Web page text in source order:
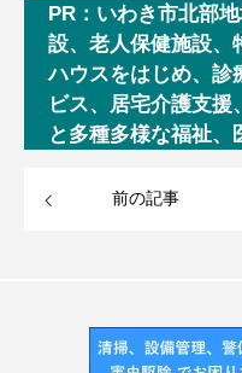
PR：いわき市北部
設、老人保健施設、
ハウスをはじめ、診
ビス、居宅介護支援
と多種多様な福祉、
前の記事